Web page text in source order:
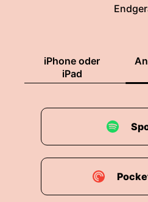
iPhone oder
iPad